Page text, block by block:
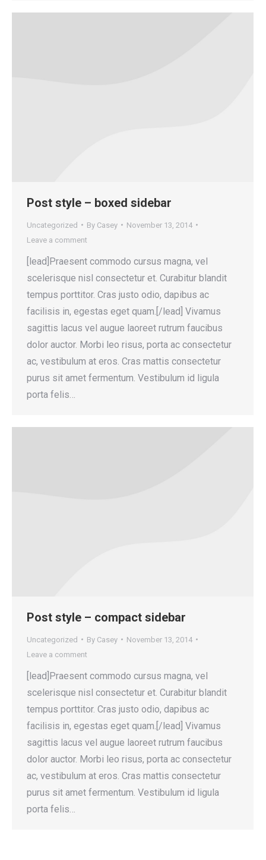
Post style – boxed sidebar
Uncategorized By Casey
November 13, 2014
Leave a comment
[lead]Praesent commodo cursus magna, vel
scelerisque nisl consectetur et. Curabitur blandit
tempus porttitor. Cras justo odio, dapibus ac
facilisis in, egestas eget quam.[/lead] Vivamus
sagittis lacus vel augue laoreet rutrum faucibus
dolor auctor. Morbi leo risus, porta ac consectetur
ac, vestibulum at eros. Cras mattis consectetur
purus sit amet fermentum. Vestibulum id ligula
porta felis…
Post style – compact sidebar
Uncategorized By Casey
November 13, 2014
Leave a comment
[lead]Praesent commodo cursus magna, vel
scelerisque nisl consectetur et. Curabitur blandit
tempus porttitor. Cras justo odio, dapibus ac
facilisis in, egestas eget quam.[/lead] Vivamus
sagittis lacus vel augue laoreet rutrum faucibus
dolor auctor. Morbi leo risus, porta ac consectetur
ac, vestibulum at eros. Cras mattis consectetur
purus sit amet fermentum. Vestibulum id ligula
porta felis…